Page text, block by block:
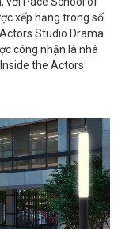
xếp hạng trong số
Studio Drama
công nhận là nhà
the Actors